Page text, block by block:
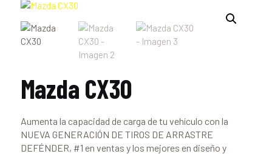
PRODUCTOS
MANUALES
RECURSOS
CONTACTO
Mazda CX30
Aumenta la capacidad de carga de tu vehículo con la
NUEVA GENERACIÓN DE TIROS DE ARRASTRE
DEFÉNDER, #1 en ventas y los mejores en diseño y